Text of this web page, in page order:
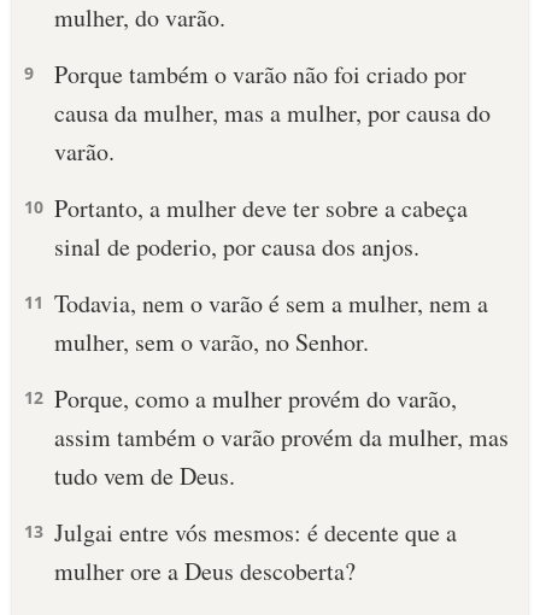
mulher, do varão.
9
Porque também o varão não foi criado por
causa da mulher, mas a mulher, por causa do
varão.
10 Portanto, a mulher deve ter sobre a cabeça
sinal de poderio, por causa dos anjos.
11 Todavia, nem o varão é sem a mulher, nem a
mulher, sem o varão, no Senhor.
12 Porque, como a mulher provém do varão,
assim também o varão provém da mulher, mas
tudo vem de Deus.
13 Julgai entre vós mesmos: é decente que a
mulher ore a Deus descoberta?